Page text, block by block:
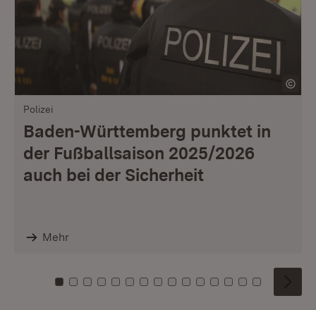
Polizei
Baden-Württemberg punktet in
der Fußballsaison 2025/2026
auch bei der Sicherheit
Mehr
Zu Kachel: 0
Zu Kachel: 1
Zu Kachel: 2
Zu Kachel: 3
Zu Kachel: 4
Zu Kachel: 5
Zu Kachel: 6
Zu Kachel: 7
Zu Kachel: 8
Zu Kachel: 9
Zu Kachel: 10
Zu Kachel: 11
Zu Kachel: 12
Zu Kachel:
Zu